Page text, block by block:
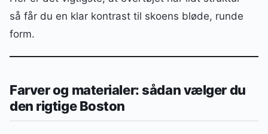
så får du en klar kontrast til skoens bløde, runde
form.
Farver og materialer: sådan vælger du
den rigtige Boston